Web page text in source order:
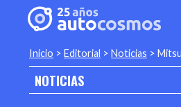
Inicio > Editorial > Noticias >
NOTICIAS